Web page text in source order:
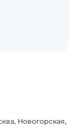
Новогорская,